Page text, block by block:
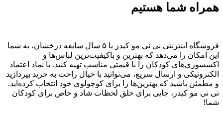
همراه شما هستیم
فروشگاه اینترنتی نی نی مو کیدز با ۵ سال سابقه درخشان، به شما
این امکان را می‌دهد که بهترین و باکیفیت‌ترین لباس‌ها و
اکسسوری‌های کودکان را با قیمتی مناسب تهیه کنید. با نماد اعتماد
الکترونیکی و ارسال سریع، می‌توانید با خیال راحت به خرید بپردازید
و مطمئن باشید که بهترین‌ها را برای کوچولوی خود انتخاب کرده‌اید.
نی نی مو کیدز، جایی برای خلق لحظات شاد و خاص برای کودکان
شما!